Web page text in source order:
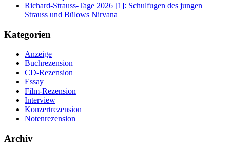
Richard-Strauss-Tage 2026 [1]: Schulfugen des jungen
Strauss und Bülows Nirvana
Kategorien
Anzeige
Buchrezension
CD-Rezension
Essay
Film-Rezension
Interview
Konzertrezension
Notenrezension
Archiv